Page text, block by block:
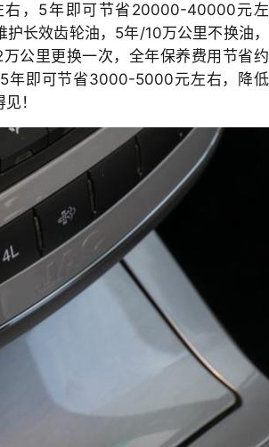
，5年即可节省20000-40000元左
长效齿轮油，5年/10万公里不换油，
公里更换一次，全年保养费用节省约
年即可节省3000-5000元左右，降低
！